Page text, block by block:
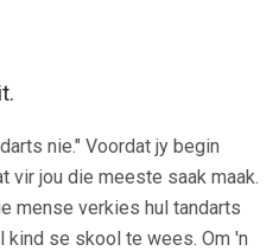
nie." Voordat jy begin
vir jou die meeste saak maak.
mense verkies hul tandarts
kind se skool te wees. Om 'n